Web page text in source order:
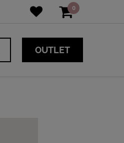
0
OUTLET